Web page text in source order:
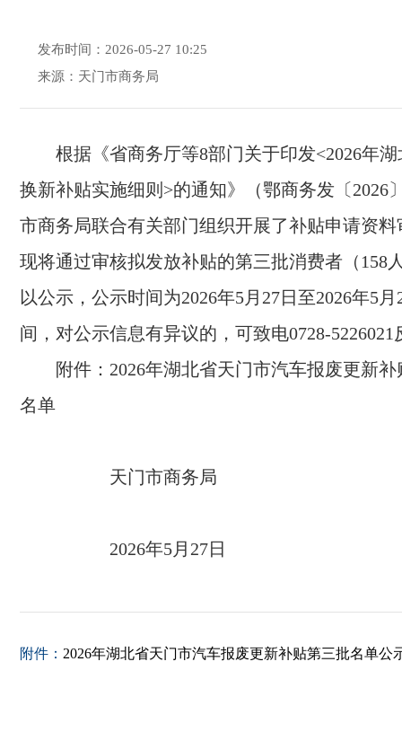
发布时间：2026-05-27 10:25
来源：天门市商务局
根据《省商务厅等8部门关于印发<2026年
换新补贴实施细则>的通知》（鄂商务发〔2026
市商务局联合有关部门组织开展了补贴申请资
现将通过审核拟发放补贴的第三批消费者（158
以公示，公示时间为2026年5月27日至2026年5
间，对公示信息有异议的，可致电0728-5226021
附件：2026年湖北省天门市汽车报废更新
名单
天门市商务局
2026年5月27日
附件： 2026年湖北省天门市汽车报废更新补贴第三批名单公